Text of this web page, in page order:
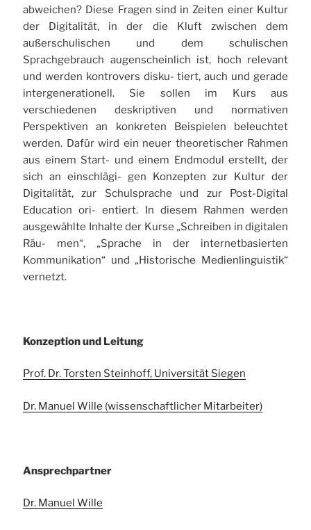
abweichen? Diese Fragen sind in Zeiten einer Kultur
der Digitalität, in der die Kluft zwischen dem
außerschulischen und dem schulischen
Sprachgebrauch augenscheinlich ist, hoch relevant
und werden kontrovers disku- tiert, auch und gerade
intergenerationell. Sie sollen im Kurs aus
verschiedenen deskriptiven und normativen
Perspektiven an konkreten Beispielen beleuchtet
werden. Dafür wird ein neuer theoretischer Rahmen
aus einem Start- und einem Endmodul erstellt, der
sich an einschlägi- gen Konzepten zur Kultur der
Digitalität, zur Schulsprache und zur Post-Digital
Education ori- entiert. In diesem Rahmen werden
ausgewählte Inhalte der Kurse „Schreiben in digitalen
Räu- men“, „Sprache in der internetbasierten
Kommunikation“ und „Historische Medienlinguistik“
vernetzt.
Konzeption und Leitung
Prof. Dr. Torsten Steinhoff, Universität Siegen
Dr. Manuel Wille (wissenschaftlicher Mitarbeiter)
Ansprechpartner
Dr. Manuel Wille